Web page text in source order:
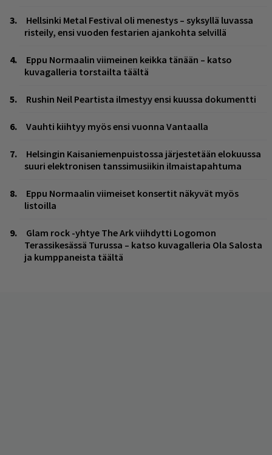
Hellsinki Metal Festival oli menestys – syksyllä luvassa
risteily, ensi vuoden festarien ajankohta selvillä
Eppu Normaalin viimeinen keikka tänään – katso
kuvagalleria torstailta täältä
Rushin Neil Peartista ilmestyy ensi kuussa dokumentti
Vauhti kiihtyy myös ensi vuonna Vantaalla
Helsingin Kaisaniemenpuistossa järjestetään elokuussa
suuri elektronisen tanssimusiikin ilmaistapahtuma
Eppu Normaalin viimeiset konsertit näkyvät myös
listoilla
Glam rock -yhtye The Ark viihdytti Logomon
Terassikesässä Turussa – katso kuvagalleria Ola Salosta
ja kumppaneista täältä